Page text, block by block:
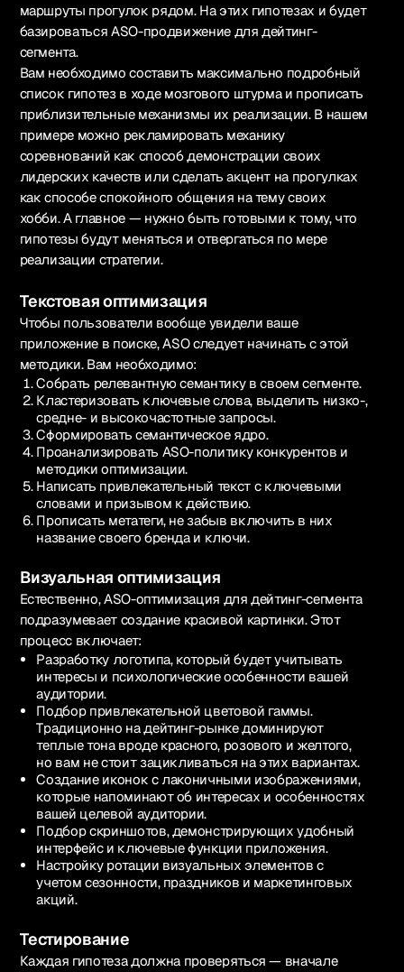
маршруты прогулок рядом. На этих гипотезах и будет
базироваться ASO-продвижение для дейтинг-
сегмента.
Вам необходимо составить максимально подробный
список гипотез в ходе мозгового штурма и прописать
приблизительные механизмы их реализации. В нашем
примере можно рекламировать механику
соревнований как способ демонстрации своих
лидерских качеств или сделать акцент на прогулках
как способе спокойного общения на тему своих
хобби. А главное — нужно быть готовыми к тому, что
гипотезы будут меняться и отвергаться по мере
реализации стратегии.
Текстовая оптимизация
Чтобы пользователи вообще увидели ваше
приложение в поиске, ASO следует начинать с этой
методики. Вам необходимо:
Собрать релевантную семантику в своем сегменте.
Кластеризовать ключевые слова, выделить низко-,
средне- и высокочастотные запросы.
Сформировать семантическое ядро.
Проанализировать ASO-политику конкурентов и
методики оптимизации.
Написать привлекательный текст с ключевыми
словами и призывом к действию.
Прописать метатеги, не забыв включить в них
название своего бренда и ключи.
Визуальная оптимизация
Естественно, ASO-оптимизация для дейтинг-сегмента
подразумевает создание красивой картинки. Этот
процесс включает:
Разработку логотипа, который будет учитывать
интересы и психологические особенности вашей
аудитории.
Подбор привлекательной цветовой гаммы.
Традиционно на дейтинг-рынке доминируют
теплые тона вроде красного, розового и желтого,
но вам не стоит зацикливаться на этих вариантах.
Создание иконок с лаконичными изображениями,
которые напоминают об интересах и особенностях
вашей целевой аудитории.
Подбор скриншотов, демонстрирующих удобный
интерфейс и ключевые функции приложения.
Настройку ротации визуальных элементов с
учетом сезонности, праздников и маркетинговых
акций.
Тестирование
Каждая гипотеза должна проверяться — вначале